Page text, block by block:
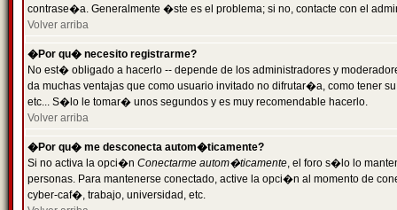
contrase�a. Generalmente �ste es el problema; si no, contacte con el
Volver arriba
�Por qu� necesito registrarme?
No est� obligado a hacerlo -- depende de los administradores y
da muchas ventajas que como usuario invitado no difrutar�a, como tener
etc... S�lo le tomar� unos segundos y es muy recomendable hacerlo.
Volver arriba
�Por qu� me desconecta autom�ticamente?
Si no activa la opci�n Conectarme autom�ticamente, el foro s�lo lo
personas. Para mantenerse conectado, active la opci�n al momento de
cyber-caf�, trabajo, universidad, etc.